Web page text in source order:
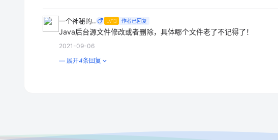
一个神秘的.. LV13 作者已回复
Java后台源文件修改或者删除，具体哪个文件老了不记得了！
2021-09-06
— 展开4条回复